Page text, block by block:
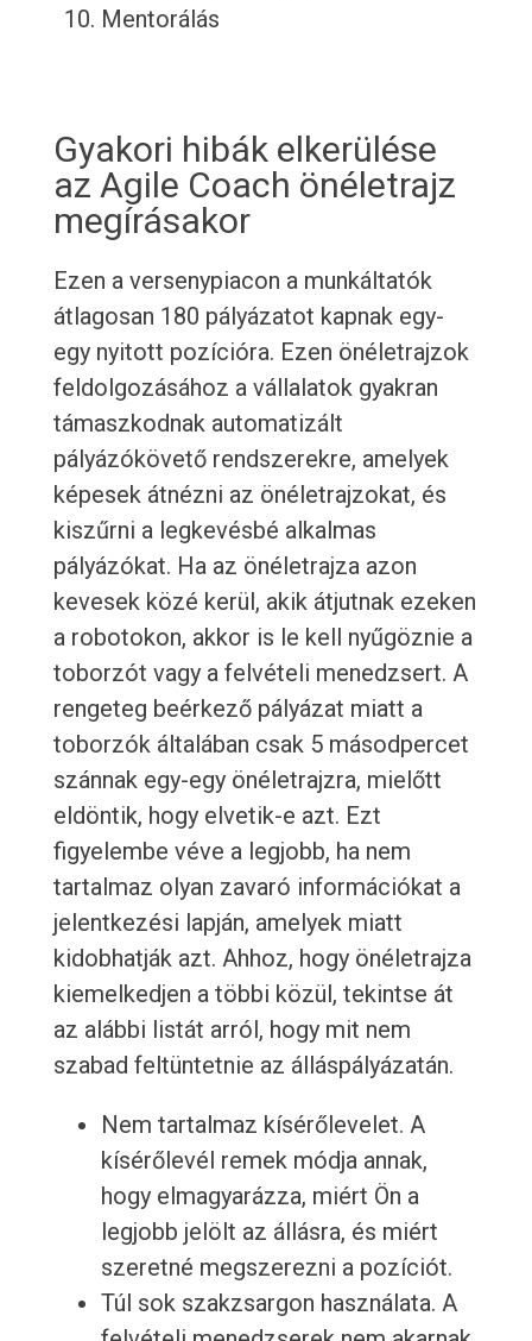
Mentorálás
Gyakori hibák elkerülése
az Agile Coach önéletrajz
megírásakor
Ezen a versenypiacon a munkáltatók
átlagosan 180 pályázatot kapnak egy-
egy nyitott pozícióra. Ezen önéletrajzok
feldolgozásához a vállalatok gyakran
támaszkodnak automatizált
pályázókövető rendszerekre, amelyek
képesek átnézni az önéletrajzokat, és
kiszűrni a legkevésbé alkalmas
pályázókat. Ha az önéletrajza azon
kevesek közé kerül, akik átjutnak ezeken
a robotokon, akkor is le kell nyűgöznie a
toborzót vagy a felvételi menedzsert. A
rengeteg beérkező pályázat miatt a
toborzók általában csak 5 másodpercet
szánnak egy-egy önéletrajzra, mielőtt
eldöntik, hogy elvetik-e azt. Ezt
figyelembe véve a legjobb, ha nem
tartalmaz olyan zavaró információkat a
jelentkezési lapján, amelyek miatt
kidobhatják azt. Ahhoz, hogy önéletrajza
kiemelkedjen a többi közül, tekintse át
az alábbi listát arról, hogy mit nem
szabad feltüntetnie az álláspályázatán.
Nem tartalmaz kísérőlevelet. A
kísérőlevél remek módja annak,
hogy elmagyarázza, miért Ön a
legjobb jelölt az állásra, és miért
szeretné megszerezni a pozíciót.
Túl sok szakzsargon használata. A